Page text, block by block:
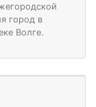
город в
Волге.